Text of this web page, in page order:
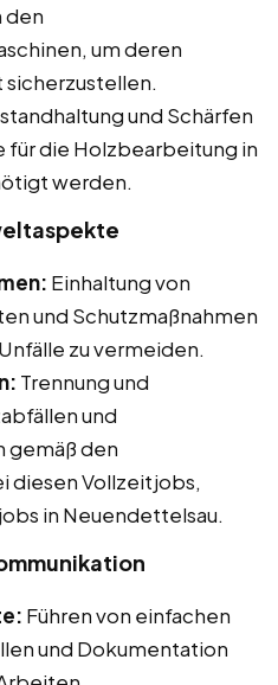
den
um deren
und Schärfen
für die Holzbearbeitung in
werden.
Einhaltung von
und Schutzmaßnahmen
zu vermeiden.
Trennung und
und
gemäß den
diesen Vollzeitjobs,
in Neuendettelsau.
Führen von einfachen
und Dokumentation